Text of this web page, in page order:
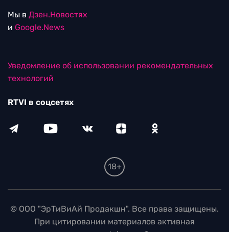
Мы в Дзен.Новостях
и Google.News
Уведомление об использовании рекомендательных
технологий
RTVI в соцсетях
18+
© ООО "ЭрТиВиАй Продакшн". Все права защищены.
При цитировании материалов активная